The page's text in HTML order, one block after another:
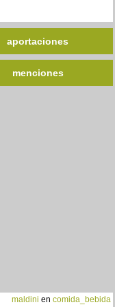
aportaciones
menciones
maldini en comida_bebida